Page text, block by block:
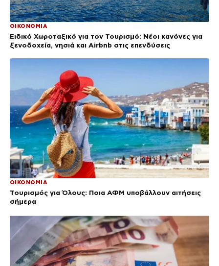
ΟΙΚΟΝΟΜΙΑ
Ειδικό Χωροταξικό για τον Τουρισμό: Νέοι κανόνες για
ξενοδοχεία, νησιά και Airbnb στις επενδύσεις
ΟΙΚΟΝΟΜΙΑ
Τουρισμός για Όλους: Ποια ΑΦΜ υποβάλλουν αιτήσεις
σήμερα